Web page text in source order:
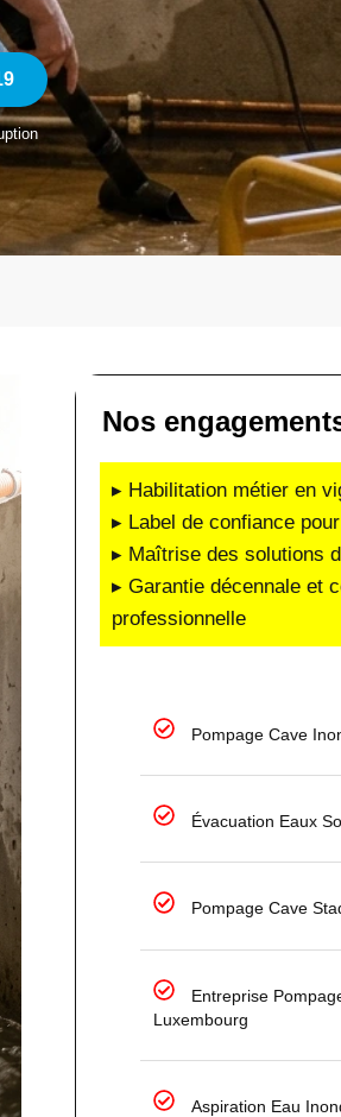
Nos
▸ Habilitation métier en
▸ Label de confiance
▸ Maîtrise des solutions
▸ Garantie décennale et
professionnelle
Pompage Cave
Évacuation Eaux
Pompage Cave
Entreprise
Luxembourg
Aspiration Eau